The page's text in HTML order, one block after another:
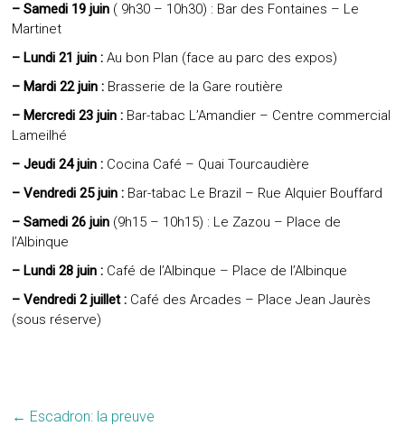
– Samedi 19 juin ( 9h30 – 10h30) : Bar des Fontaines – Le
Martinet
– Lundi 21 juin : Au bon Plan (face au parc des expos)
– Mardi 22 juin : Brasserie de la Gare routière
– Mercredi 23 juin : Bar-tabac L’Amandier – Centre commercial
Lameilhé
– Jeudi 24 juin : Cocina Café – Quai Tourcaudière
– Vendredi 25 juin : Bar-tabac Le Brazil – Rue Alquier Bouffard
– Samedi 26 juin (9h15 – 10h15) : Le Zazou – Place de
l’Albinque
– Lundi 28 juin : Café de l’Albinque – Place de l’Albinque
– Vendredi 2 juillet : Café des Arcades – Place Jean Jaurès
(sous réserve)
← Escadron: la preuve